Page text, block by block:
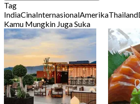
Tag
IndiaCinaInternasionalAmerikaThailand
Kamu Mungkin Juga Suka